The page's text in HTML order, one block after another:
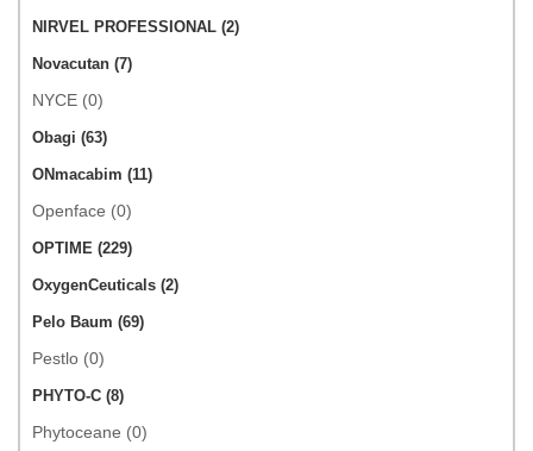
NIRVEL PROFESSIONAL (2)
Novacutan (7)
NYCE (0)
Obagi (63)
ONmacabim (11)
Openface (0)
OPTIME (229)
OxygenCeuticals (2)
Pelo Baum (69)
Pestlo (0)
PHYTO-C (8)
Phytoceane (0)